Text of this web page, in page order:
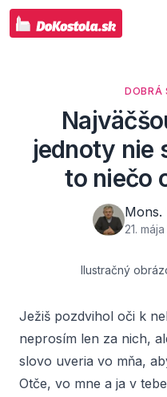
DOBRÁ
jednoty nie
to niečo
Mons.
21.
Ilustračný
Ježiš pozdvihol oči k
neprosím len za nich,
slovo uveria vo mňa,
Otče, vo mne a ja v